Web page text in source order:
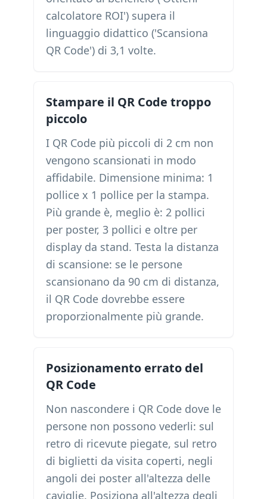
calcolatore ROI') supera il
linguaggio didattico ('Scansiona
QR Code') di 3,1 volte.
Stampare il QR Code troppo
piccolo
I QR Code più piccoli di 2 cm non
vengono scansionati in modo
affidabile. Dimensione minima: 1
pollice x 1 pollice per la stampa.
Più grande è, meglio è: 2 pollici
per poster, 3 pollici e oltre per
display da stand. Testa la distanza
di scansione: se le persone
scansionano da 90 cm di distanza,
il QR Code dovrebbe essere
proporzionalmente più grande.
Posizionamento errato del
QR Code
Non nascondere i QR Code dove le
persone non possono vederli: sul
retro di ricevute piegate, sul retro
di biglietti da visita coperti, negli
angoli dei poster all'altezza delle
caviglie. Posiziona all'altezza degli